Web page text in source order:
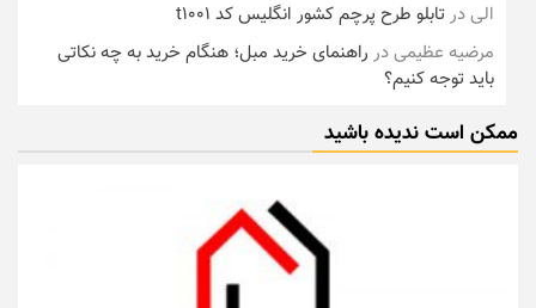
الیدرتابلو طرح پرچم کشور انگلیس کد t1001
مرضیه عظیمیدر راهنمای خرید مبل؛ هنگام خرید به چه نکاتی
باید توجه کنیم؟
ممکن است ندیده باشید